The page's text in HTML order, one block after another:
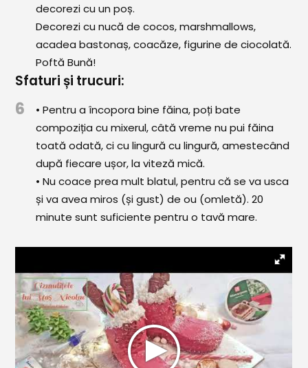
decorezi cu un poș.
Decorezi cu nucă de cocos, marshmallows,
acadea bastonaș, coacăze, figurine de ciocolată.
Poftă Bună!
Sfaturi și trucuri:
6
• Pentru a încopora bine făina, poți bate
compoziția cu mixerul, câtă vreme nu pui făina
toată odată, ci cu lingură cu lingură, amestecând
după fiecare ușor, la viteză mică.
• Nu coace prea mult blatul, pentru că se va usca
și va avea miros (și gust) de ou (omletă). 20
minute sunt suficiente pentru o tavă mare.